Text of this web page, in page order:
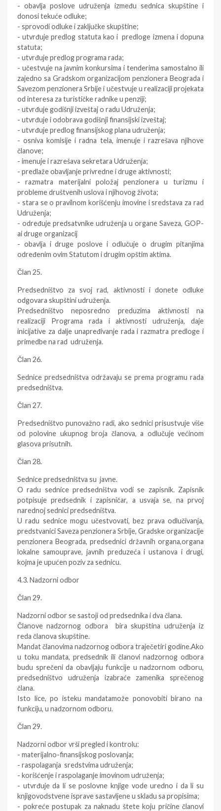
- obavlja poslove udruženja između sednica skupštine i
donosi tekuće odluke;
- sprovodi odluke i zaključke skupštine;
- utvrđuje predlog statuta kao i predloge izmena i dopuna
statuta;
- utvrđuje predlog programa rada;
- učestvuje na javnim konkursima i tenderima samostalno ili
zajedno sa Gradskom organizacijom penzionera Beograda i
Savezom penzionera Srbije i učestvuje u realizaciji projekata
od interesa za turističke radnike u penziji;
- utvrđuje godišnji izveštaj o radu Udruženja;
- utvrđuje i odobrava godišnji finansijski izveštaj;
- utvrđuje predlog finansijskog plana udruženja;
- osniva komisije i radna tela, imenuje i razrešava njihove
članove;
- imenuje i razrešava sekretara Udruženja;
- predlaže obavljanje privredne i druge aktivnosti;
- razmatra materijalni položaj penzionera u turizmu i
probleme društvenih uslova i njihovog života;
- stara se o pravilnom korišćenju imovine i sredstava za rad
Udruženja;
- određuje predsatvnike udruženja u organe Saveza, GOP-
ai druge organizacij
- obavlja i druge poslove i odlučuje o drugim pitanjima
određenim ovim Statutom i drugim opštim aktima.
Član 25.
Predsedništvo za svoj rad, aktivnosti i donete odluke
odgovara skupštini udruženja.
Predsedništvo neposredno preduzima aktivnosti na
realizaciji Programa rada i aktivnosti udruženja, daje
inicijative za dalje unapređivanje rada i razmatra predloge i
primedbe na rad udruženja.
Član 26.
Sednice predsedništva održavaju se prema programu rada
predsedništva.
Član 27.
Predsedništvo punovažno radi, ako sednici prisustvuje više
od polovine ukupnog broja članova, a odlučuje većinom
glasova prisutnih.
Član 28.
Sednice predsedništva su javne.
O radu sednice predsedništva vodi se zapisnik. Zapisnik
potpisuje predsednik i zapisničar, a usvaja se, na prvoj
narednoj sednici predsedništva.
U radu sednice mogu učestvovati, bez prava odlučivanja,
predstvanici Saveza penzionera Srbije, Gradske organizacije
penzionera Beograda, predsednici državnih organa,organa
lokalne samouprave, javnih preduzeća i ustanova i drugi,
kojma je upućen poziv za sednicu.
4.3. Nadzorni odbor
Član 29.
Nadzorni odbor se sastoji od predsednika i dva člana.
Članove nadzornog odbora bira skupština udruženja iz
reda članova skupštine.
Mandat članovima nadzornog odbora traječetiri godine.Ako
u toku mandata, predsednik ili članovi nadzornog odbora
budu sprečeni da obavljaju funkcije u nadzornom odboru,
predsedništvo udruženja izabraće zamenika sprečenog
člana.
Isto lice, po isteku mandatamože ponovobiti birano na
funkciju, u nadzornom odboru.
Član 29.
Nadzorni odbor vrši pregled i kontrolu:
- materijalno-finansijskog poslovanja;
- raspolaganja sredstvima udruženja;
- korišćenje i raspolaganje imovinom udruženja;
- utvrđuje da li se poslovne knjige vode uredno i da li su
knjigovodstvene isprave sastavljene u skladu sa propisima;
- pokreće postupak za naknadu štete koju pričine članovi